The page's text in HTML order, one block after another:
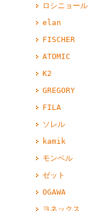
ロシニョール
elan
FISCHER
ATOMIC
K2
GREGORY
FILA
ソレル
kamik
モンベル
ゼット
OGAWA
ヨネックス